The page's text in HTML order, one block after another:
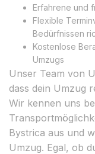
Erfahrene und
Flexible
Bedürfnissen
Kostenlose
Umzugs
Unser Team von
dass dein Umzug
Wir kennen uns
Bystrica aus und
Umzug. Egal, ob